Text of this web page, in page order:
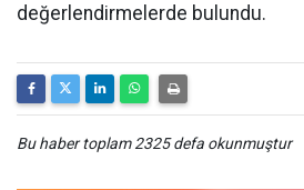
değerlendirmelerde bulundu.
Bu haber toplam 2325 defa okunmuştur